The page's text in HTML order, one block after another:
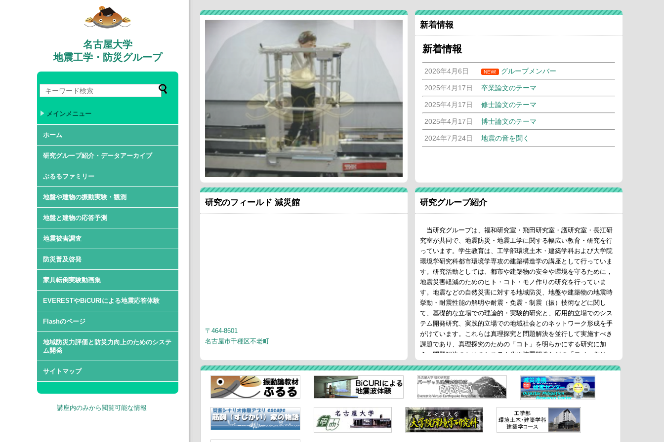
名古屋大学
地震工学・防災グループ
メインメニュー
ホーム
研究グループ紹介・データアーカイブ
ぶるるファミリー
地盤や建物の振動実験・観測
地盤と建物の応答予測
地震被害調査
防災普及啓発
家具転倒実験動画集
EVERESTやBiCURIによる地震応答体験
Flashのページ
地域防災力評価と防災力向上のためのシステ
ム開発
サイトマップ
講座内のみから閲覧可能な情報
新着情報
新着情報
2026年4月6日 NEW! グループメンバー
2025年4月17日 卒業論文のテーマ
2025年4月17日 修士論文のテーマ
2025年4月17日 博士論文のテーマ
2024年7月24日 地震の音を聞く
研究のフィールド 減災館
〒464-8601
名古屋市千種区不老町
研究グループ紹介
当研究グループは、福和研究室・飛田研究室・護研究室・長江研
究室が共同で、地震防災・地震工学に関する幅広い教育・研究を行
っています。学生教育は、工学部環境土木・建築学科および大学院
環境学研究科都市環境学専攻の建築構造学の講座として行っていま
す。研究活動としては、都市や建築物の安全や環境を守るために，
地震災害軽減のためのヒト・コト・モノ作りの研究を行っていま
す。地震などの自然災害に対する地域防災、地盤や建築物の地震時
挙動・耐震性能の解明や耐震・免震・制震（振）技術などに関し
て、基礎的な立場での理論的・実験的研究と、応用的立場でのシス
テム開発研究、実践的立場での地域社会とのネットワーク形成を手
がけています。これらは真理探究と問題解決を並行して実施すべき
課題であり、真理探究のための「コト」を明らかにする研究に加
え、問題解決のためのシステム化や装置開発などの「モノ」作り、
防災意識啓発や防災教育・技術者教育などの「ヒト」作りを実践し
ています。
研究活動の他、地域で開催される防災イベントにも参加し、地域
防災のための活動も行っています。また、当研究グループの卒業生
や自治体、企業、あるいは報道機関などの人たちとの定期的な勉強
会も継続して実施しています。
来るべき大地震までのタイムリミットが刻一刻と近づいていま